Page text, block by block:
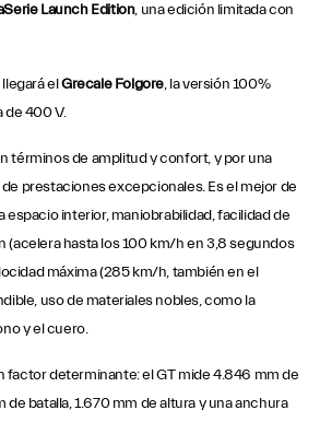
Launch Edition, una edición limitada con
elGrecale Folgore, la versión 100%
400 V.
términos de amplitud y confort, y por una
prestaciones excepcionales. Es el mejor de
espacio interior, maniobrabilidad, facilidad de
(acelera hasta los 100 km/h en 3,8 segundos
máxima (285 km/h, también en el
uso de materiales nobles, como la
y el cuero.
factor determinante: el GT mide 4.846 mm de
batalla, 1.670 mm de altura y una anchura